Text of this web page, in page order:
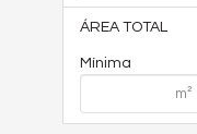
ÁREA TOTAL
Mínima